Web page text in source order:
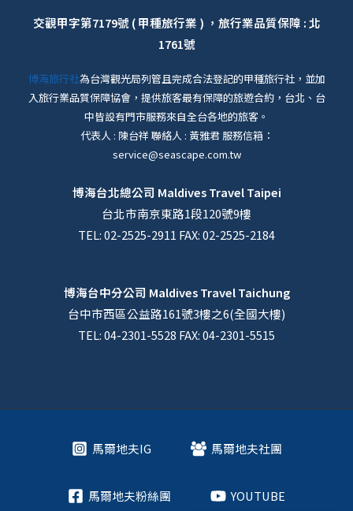
交觀甲字第7179號 ( 甲種旅行業 ) ，旅行業品質保障 : 北
1761號
博海旅行社為台灣觀光局列管且完成合法登記的甲種旅行社，並加
入旅行業品質保障協會，提供旅客最有保障的旅遊合約，台北、台
中皆設有門市服務來自全台各地的旅客。
代表人 : 陳台祥 聯絡人 : 黃雅君 服務信箱：
service@seascape.com.tw
博海台北總公司 Maldives Travel Taipei
台北市南京東路1段120號9樓
TEL: 02-2525-2911 FAX: 02-2525-2184
博海台中分公司 Maldives Travel Taichung
台中市西區公益路161號3樓之6(全國大樓)
TEL: 04-2301-5528 FAX: 04-2301-5515
馬爾地夫IG 馬爾地夫社團
馬爾地夫粉絲團 YOUTUBE